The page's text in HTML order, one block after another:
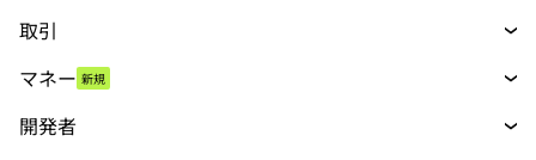
取引
パーペチュアル
マネー 新規
開発者